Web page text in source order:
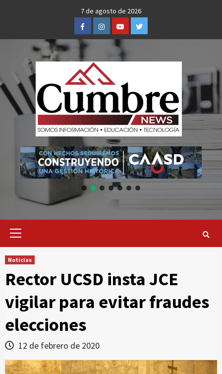
7 de agosto de 2026
FacebookInstagramYoutubeTwitter
Primary
Noticias
Rector UCSD insta JCE
vigilar para evitar fraudes
elecciones
12 de febrero de 2020